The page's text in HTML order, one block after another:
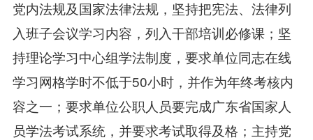
党内法规及国家法律法规，坚持把宪法、法律列
入班子会议学习内容，列入干部培训必修课；坚
持理论学习中心组学法制度，要求单位同志在线
学习网格学时不低于50小时，并作为年终考核内
容之一；要求单位公职人员要完成广东省国家人
员学法考试系统，并要求考试取得及格；主持党